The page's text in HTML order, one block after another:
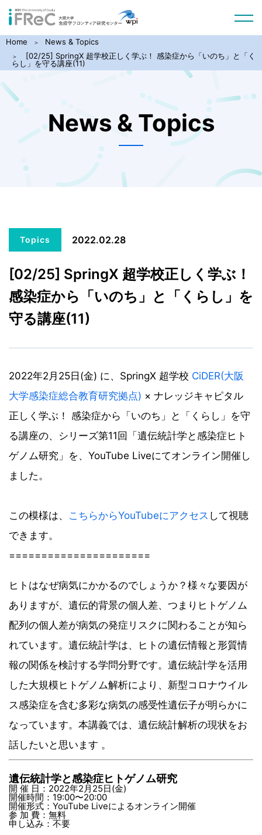
Home
News & Topics
[02/25] SpringX 超学校正しく学ぶ！ 感染症から「いのち」と「く
らし」を守る講座(11)
News & Topics
Topics 2022.02.28
[02/25] SpringX 超学校正しく学ぶ！
感染症から「いのち」と「くらし」を
守る講座(11)
2022年2月25日(金) に、SpringX 超学校 CiDER(大阪
大学感染症総合教育研究拠点) × ナレッジキャピタル
正しく学ぶ！ 感染症から「いのち」と「くらし」を守
る講座の、シリーズ第11回「遺伝統計学と感染症ヒト
ゲノム研究」を、YouTube Liveにてオンライン開催し
ました。
この模様は、 こちらからYouTubeにアクセス して視聴
できます。
======================
ヒトはなぜ病気にかかるのでしょうか？様々な要因が
ありますが、遺伝的背景の個人差、つまりヒトゲノム
配列の個人差が病気の発症リスクに関わることが知ら
れています。遺伝統計学は、ヒトの遺伝情報と形質情
報の関係を検討する学問分野です。遺伝統計学を活用
した大規模ヒトゲノム解析により、新型コロナウイル
ス感染症を含む多彩な病気の感受性遺伝子が明らかに
なっています。本講義では、遺伝統計解析の現状をお
話したいと思います 。
遺伝統計学と感染症ヒトゲノム研究
開 催 日：2022年2月25日(金)
開催時間：19:00〜20:00
開催形式：YouTube Liveによるオンライン開催
参 加 費：無料
申し込み：不要